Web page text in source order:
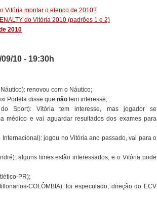
Vitória montar o elenco de 2010?
do Vitória 2010 (padrões 1 e 2)
2010
09/10 - 19:30h
renovou com o Náutico;
Portela disse que não tem interesse;
Sport): Vitória tem interesse, mas jogador se
médico e vai aguardar resultados dos exames para
Internacional): jogou no Vitória ano passado, vai para o
alguns times estão interessados, e o Vitória pode
PR);
COLÔMBIA): foi especulado, direção do ECV